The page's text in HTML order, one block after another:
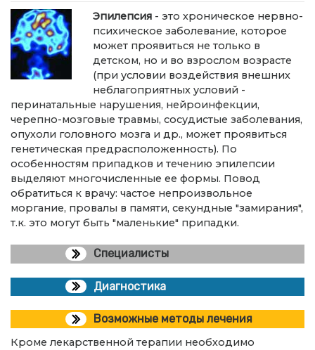
Эпилепсия - это хроническое нервно-
психическое заболевание, которое
может проявиться не только в
детском, но и во взрослом возрасте
(при условии воздействия внешних
неблагоприятных условий -
перинатальные нарушения, нейроинфекции,
черепно-мозговые травмы, сосудистые заболевания,
опухоли головного мозга и др., может проявиться
генетическая предрасположенность). По
особенностям припадков и течению эпилепсии
выделяют многочисленные ее формы. Повод
обратиться к врачу: частое непроизвольное
моргание, провалы в памяти, секундные "замирания",
т.к. это могут быть "маленькие" припадки.
Специалисты
Диагностика
Возможные методы лечения
Кроме лекарственной терапии необходимо